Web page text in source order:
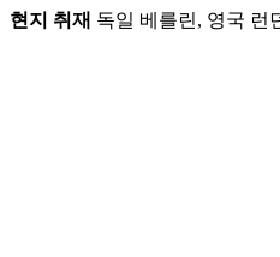
현지 취재 독일 베를린, 영국 런